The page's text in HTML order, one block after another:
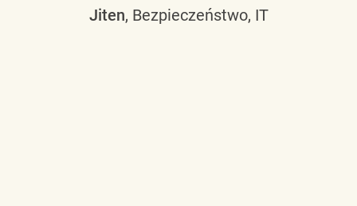
Jiten, Bezpieczeństwo, IT